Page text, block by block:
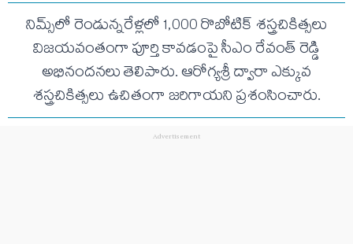
నిమ్స్‌లో రెండున్నరేళ్లలో 1,000 రొబోటిక్ శస్త్రచికిత్సలు
విజయవంతంగా పూర్తి కావడంపై సీఎం రేవంత్ రెడ్డి
అభినందనలు తెలిపారు. ఆరోగ్యశ్రీ ద్వారా ఎక్కువ
శస్త్రచికిత్సలు ఉచితంగా జరిగాయని ప్రశంసించారు.